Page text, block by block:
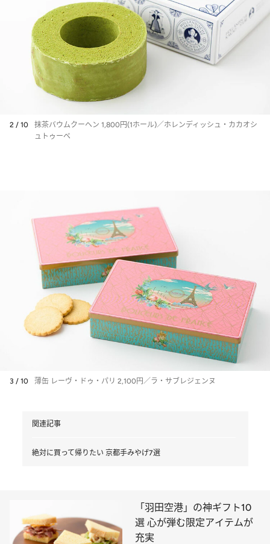
2 / 10
抹茶バウムクーヘン 1,800円(1ホール)／ホレンディッシュ・カカオシ
ュトゥーベ
3 / 10 薄缶 レーヴ・ドゥ・パリ 2,100円／ラ・サブレジェンヌ
関連記事
絶対に買って帰りたい 京都手みやげ7選
「羽田空港」の神ギフト10
選 心が弾む限定アイテムが
充実